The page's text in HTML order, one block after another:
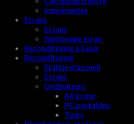
Imprimantes
Écrans
Ecrans
Nettoyage écran
Reconditionné à Saisir
Reconditionné
Station d'accueil
Ecrans
Ordinateurs
All in one
PC portables
Tours